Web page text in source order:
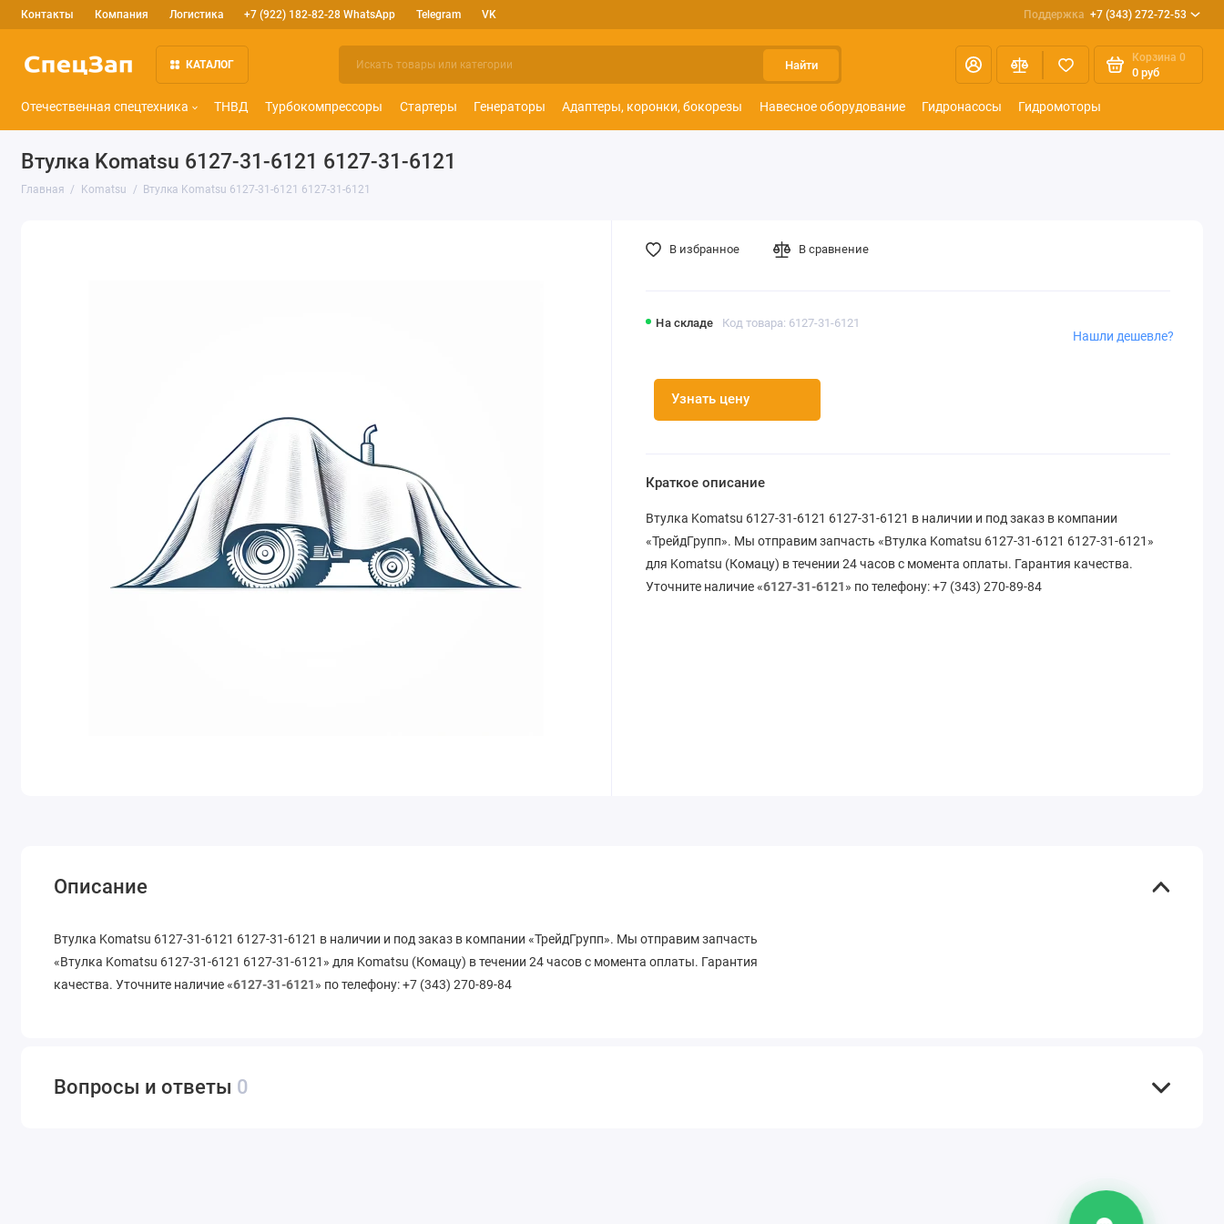
Контакты Компания Логистика +7 (922) 182-82-28 WhatsApp Telegram VK Поддержка +7 (343) 272-72-53
КАТАЛОГ Найти
Корзина 0
0 руб
Отечественная спецтехника ТНВД Турбокомпрессоры Стартеры Генераторы Адаптеры, коронки, бокорезы Навесное оборудование Гидронасосы Гидромоторы
Втулка Komatsu 6127-31-6121 6127-31-6121
Главная Komatsu Втулка Komatsu 6127-31-6121 6127-31-6121
На складе Код товара: 6127-31-6121
Узнать цену
Нашли дешевле?
В избранное В сравнение
Краткое описание
Втулка Komatsu 6127-31-6121 6127-31-6121 в наличии и под заказ в компании
«ТрейдГрупп». Мы отправим запчасть «Втулка Komatsu 6127-31-6121 6127-31-6121»
для Komatsu (Комацу) в течении 24 часов с момента оплаты. Гарантия качества.
Уточните наличие «6127-31-6121» по телефону: +7 (343) 270-89-84
Описание
Втулка Komatsu 6127-31-6121 6127-31-6121 в наличии и под заказ в компании «ТрейдГрупп». Мы отправим запчасть
«Втулка Komatsu 6127-31-6121 6127-31-6121» для Komatsu (Комацу) в течении 24 часов с момента оплаты. Гарантия
качества. Уточните наличие «6127-31-6121» по телефону: +7 (343) 270-89-84
Вопросы и ответы 0